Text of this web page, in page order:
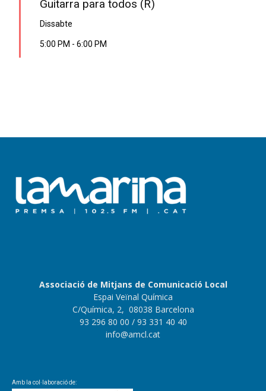
Guitarra para todos (R)
Dissabte
5:00 PM - 6:00 PM
Associació de Mitjans de Comunicació Local
Espai Veïnal Química
C/Química, 2, 08038 Barcelona
93 296 80 00 / 93 331 40 40
info@amcl.cat
Amb la col·laboració de: